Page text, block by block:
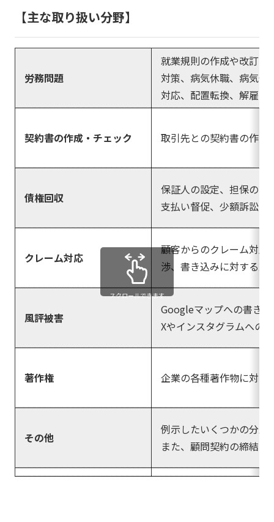
主な取り扱い分野
労務問題
就業規則の作成や改訂、
対策、病気休職、病気休
対応、配置転換、解雇な
契約書の作成・チェック 取引先との契約書の作成
債権回収
保証人の設定、担保の設
支払い督促、少額訴訟、
クレーム対応
顧客からのクレーム対応
渉、書き込みに対する対
風評被害
Googleマップへの書き
Xやインスタグラムへの
著作権 企業の各種著作物に対す
その他
例示したいくつかの分野
また、顧問契約の締結
スクロールできます